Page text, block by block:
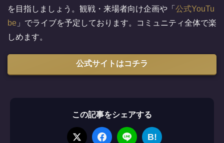
を目指しましょう。観戦・来場者向け企画や「 公式YouTu
be 」でライブを予定しております。コミュニティ全体で楽
しめます。
公式サイトはコチラ
この記事をシェアする
B!